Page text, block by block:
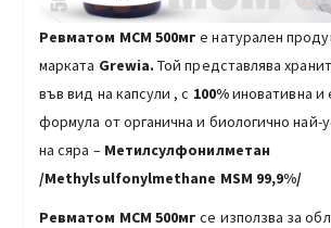
Ревматом МСМ 500мге натурален
марката Grewia. Той представлява
във вид на капсули , с 100%иновативна и
формула от органична и биологично най-
на сяра – Метилсулфонилметан
/Methylsulfonylmethane MSM 99,9%/
Ревматом МСМ 500мгсе използва за